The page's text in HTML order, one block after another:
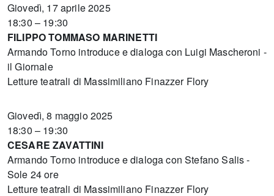
Giovedì, 17 aprile 2025
18:30 – 19:30
FILIPPO TOMMASO MARINETTI
Armando Torno introduce e dialoga con Luigi Mascheroni -
il Giornale
Letture teatrali di Massimiliano Finazzer Flory
Giovedì, 8 maggio 2025
18:30 – 19:30
CESARE ZAVATTINI
Armando Torno introduce e dialoga con Stefano Salis -
Sole 24 ore
Letture teatrali di Massimiliano Finazzer Flory